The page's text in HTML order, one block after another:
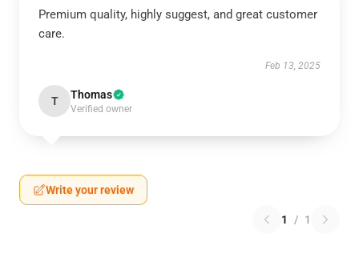
Premium quality, highly suggest, and great customer
care.
Feb 13, 2025
T Thomas
Verified owner
Write your review
1 / 1